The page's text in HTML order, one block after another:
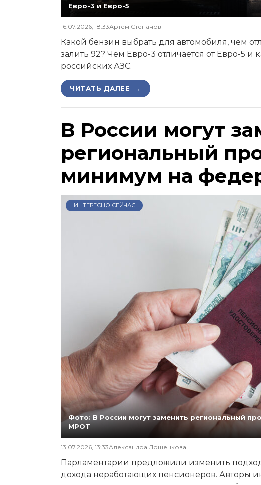
Евро-3 и Евро-5
16.07.2026, 18:33Артем Степанов
Какой бензин выбрать для автомобиля, чем
залить 92? Чем Евро-3 отличается от Евро-5 и
российских АЗС.
ЧИТАТЬ ДАЛЕЕ →
В России могут
региональный
минимум на
ИНТЕРЕСНО СЕЙЧАС
Фото: В России могут заменить региональный
МРОТ
13.07.2026, 13:33Александра Лошенкова
Парламентарии предложили изменить
дохода неработающих пенсионеров. Авторы